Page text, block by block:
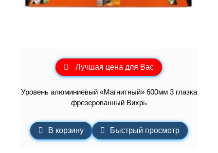
Лучшая цена для Вас
Уровень алюминиевый «Магнитный» 600мм 3 глазка
фрезерованный Вихрь
В корзину Быстрый просмотр